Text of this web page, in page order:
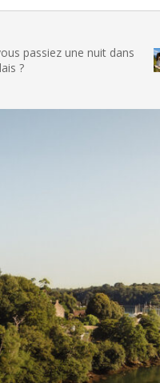
une nuit dans